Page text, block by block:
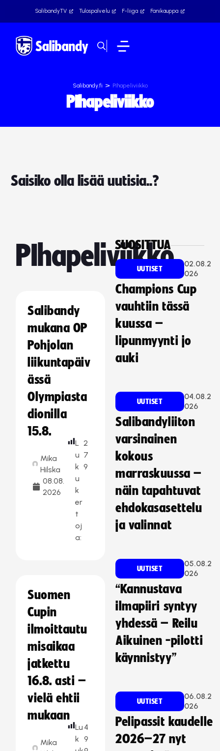
SalibandyTV Tulospalvelu F-liiga Fanikauppa
Salibandy.fi > PIhapeliviikko
PIhapeliviikko
Saisiko olla lisää uutisia..?
PIhapeliviikko
Salibandy
mukana OP
Pohjolan
liikuntapäiv
ässä
Olympiasta
dionilla
15.8.
Mika
Hilska
08.08.
2026
L
u
k
u
k
er
t
oj
a:
2
7
9
Suomen
Cupin
ilmoittautu
misaikaa
jatkettu
16.8. asti –
vielä ehtii
mukaan
Mika
Lu
k
4
9
SUOSITTUA
UUTISET
02.08.2
026
Champions Cup
vauhtiin tässä
kuussa –
lipunmyynti jo
auki
UUTISET
04.08.2
026
Salibandyliiton
varsinainen
kokous
marraskuussa –
näin tapahtuvat
ehdokasasettelu
ja valinnat
UUTISET
05.08.2
026
“Kannustava
ilmapiiri syntyy
yhdessä – Reilu
Aikuinen -pilotti
käynnistyy”
UUTISET
06.08.2
026
Pelipassit kaudelle
2026–27 nyt